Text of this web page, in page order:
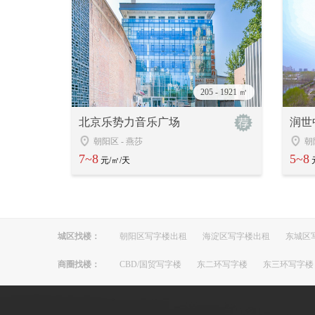
205 - 1921 ㎡
北京乐势力音乐广场
朝阳区 - 燕莎
7~8 元/㎡/天
润世
朝
5~8
城区找楼： 朝阳区写字楼出租 海淀区写字楼出租 东城区
商圈找楼： CBD/国贸写字楼 东二环写字楼 东三环写字楼